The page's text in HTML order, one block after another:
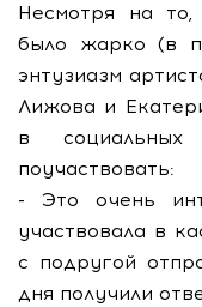
Несмотря на
было жарко (в
энтузиазм
Лижова и
в
поучаствовать:
- Это очень
участвовала в
с подругой
дня получили